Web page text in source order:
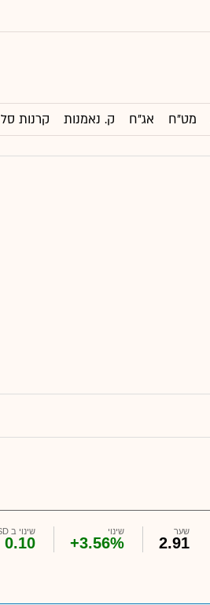
מט"ח אג"ח ק. נאמנות קרנות סל
שער
2.91
שינוי
+3.56%
שינוי ב USD
0.10